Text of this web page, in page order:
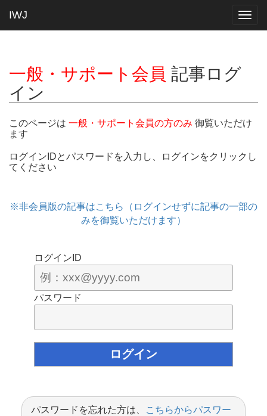
IWJ
一般・サポート会員 記事ログ
イン
このページは 一般・サポート会員の方のみ 御覧いただけ
ます
ログインIDとパスワードを入力し、ログインをクリックし
てください
※非会員版の記事はこちら（ログインせずに記事の一部の
みを御覧いただけます）
ログインID
パスワード
パスワードを忘れた方は、
こちらからパスワー